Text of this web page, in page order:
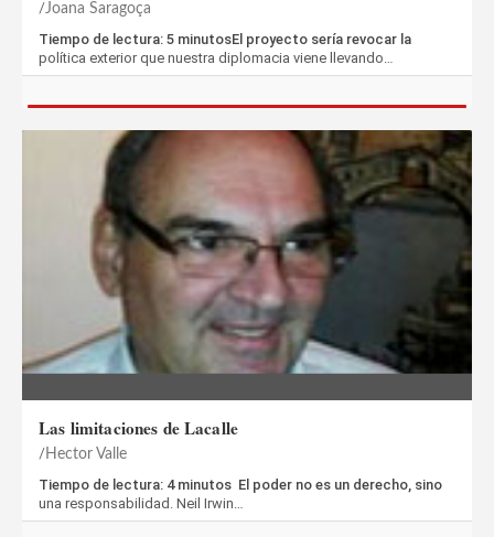
Joana Saragoça
Tiempo de lectura: 5 minutosEl proyecto sería revocar la
política exterior que nuestra diplomacia viene llevando…
Las limitaciones de Lacalle
Hector Valle
Tiempo de lectura: 4 minutos El poder no es un derecho, sino
una responsabilidad. Neil Irwin…